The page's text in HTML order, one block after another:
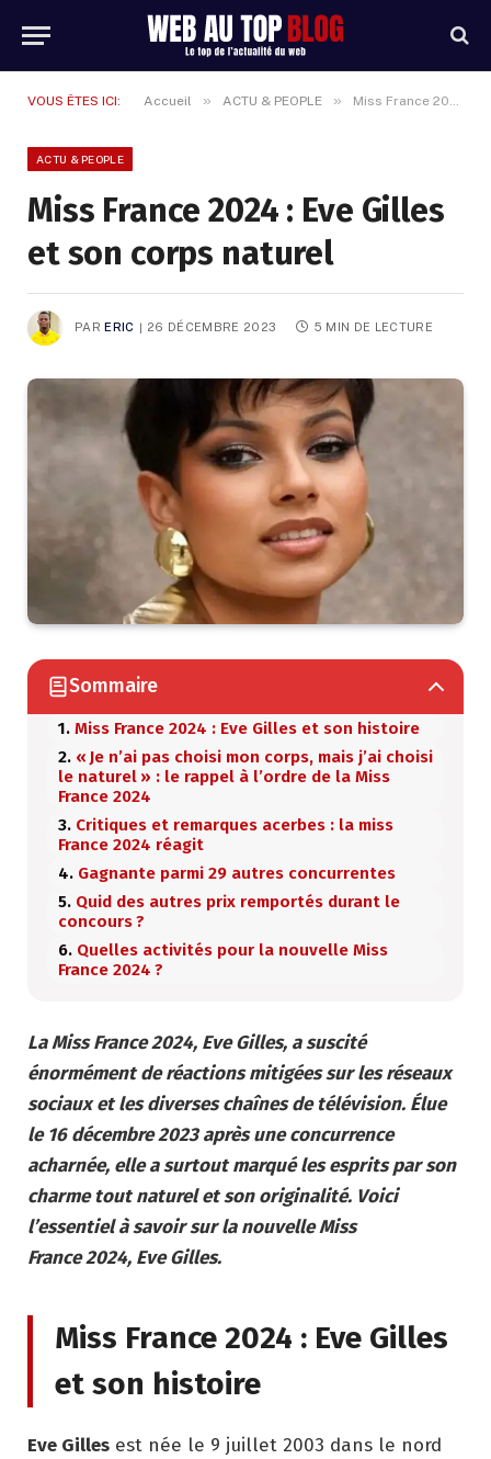
VOUS ÊTES ICI: Accueil » ACTU & PEOPLE » Miss France 2024 : Eve Gilles et son corps naturel
ACTU & PEOPLE
Miss France 2024 : Eve Gilles
et son corps naturel
PAR ERIC 26 DÉCEMBRE 2023 5 MIN DE LECTURE
Sommaire
Miss France 2024 : Eve Gilles et son histoire
« Je n’ai pas choisi mon corps, mais j’ai choisi
le naturel » : le rappel à l’ordre de la Miss
France 2024
Critiques et remarques acerbes : la miss
France 2024 réagit
Gagnante parmi 29 autres concurrentes
Quid des autres prix remportés durant le
concours ?
Quelles activités pour la nouvelle Miss
France 2024 ?
La Miss France 2024, Eve Gilles, a suscité
énormément de réactions mitigées sur les réseaux
sociaux et les diverses chaînes de télévision. Élue
le 16 décembre 2023 après une concurrence
acharnée, elle a surtout marqué les esprits par son
charme tout naturel et son originalité. Voici
l’essentiel à savoir sur la nouvelle Miss
France 2024, Eve Gilles.
Miss France 2024 : Eve Gilles
et son histoire
Eve Gilles est née le 9 juillet 2003 dans le nord